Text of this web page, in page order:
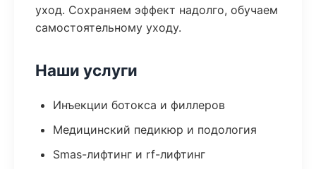
уход. Сохраняем эффект надолго, обучаем
самостоятельному уходу.
Наши услуги
Инъекции ботокса и филлеров
Медицинский педикюр и подология
Smas-лифтинг и rf-лифтинг